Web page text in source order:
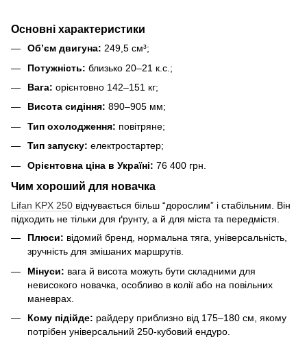
Основні характеристики
Об’єм двигуна: 249,5 см³;
Потужність: близько 20–21 к.с.;
Вага: орієнтовно 142–151 кг;
Висота сидіння: 890–905 мм;
Тип охолодження: повітряне;
Тип запуску: електростартер;
Орієнтовна ціна в Україні: 76 400 грн.
Чим хороший для новачка
Lifan KPX 250 відчувається більш “дорослим” і стабільним. Він
підходить не тільки для ґрунту, а й для міста та передмістя.
Плюси: відомий бренд, нормальна тяга, універсальність,
зручність для змішаних маршрутів.
Мінуси: вага й висота можуть бути складними для
невисокого новачка, особливо в колії або на повільних
маневрах.
Кому підійде: райдеру приблизно від 175–180 см, якому
потрібен універсальний 250-кубовий ендуро.